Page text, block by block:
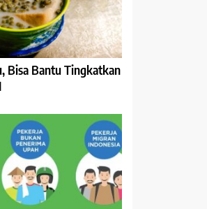
Bisa Bantu Tingkatkan